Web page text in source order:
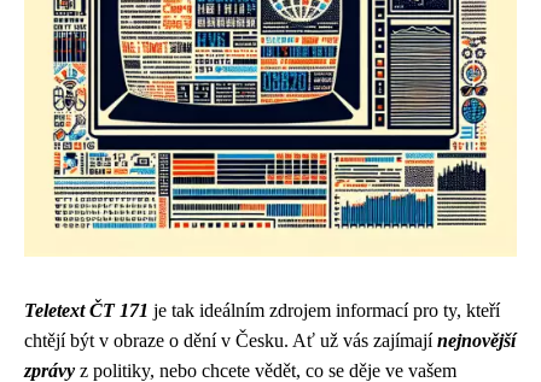
Teletext ČT 171 je tak ideálním zdrojem informací pro ty, kteří
chtějí být v obraze o dění v Česku. Ať už vás zajímajínejnovější
zprávy z politiky, nebo chcete vědět, co se děje ve vašem